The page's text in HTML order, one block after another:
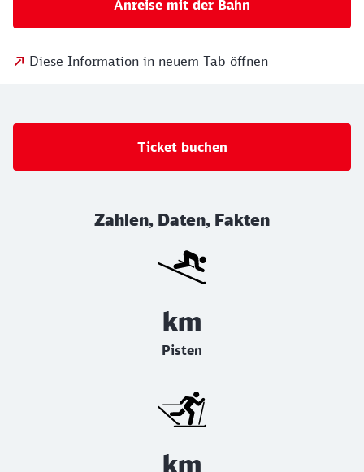
Anreise mit der Bahn
Diese Information in neuem Tab öffnen
Ticket buchen
Zahlen, Daten, Fakten
km
Pisten
km